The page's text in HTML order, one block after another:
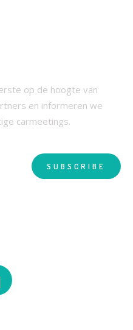
op de hoogte van
en informeren we
carmeetings.